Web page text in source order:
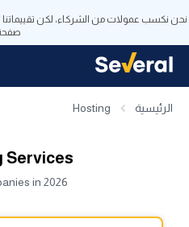
نحن نكسب عمولات من الشركاء، لكن تقييماتنا
الرئيسية Hosting
Services
in 2026